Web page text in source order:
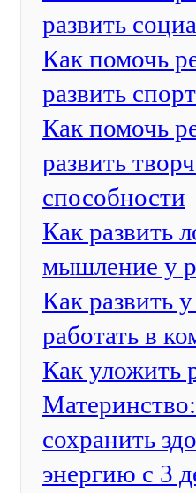
развить
Как помочь
развить
Как помочь
развить
способности
Как развить
мышление у
Как развить
работать в
Как уложить
сохранить
энергию с 3